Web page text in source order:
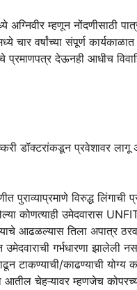
म्हणून नोंदणीसाठी
चार वर्षांच्या संपूर्ण
प्रमाणपत्र देऊनही आधीच
प्रवेशावर लागू
पुराव्याप्रमाणे विरुद्ध
कोणत्याही उमेदवारास
आढळल्यास तिला अपात्र
गर्भधारणा झालेली
टाकण्याची/काढण्याची योग्य
आतील चेहऱ्यावर म्हणजेच